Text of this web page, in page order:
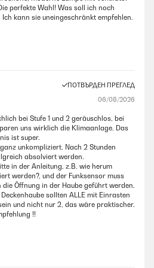
perfekte Wahl! Was soll ich noch
kann sie uneingeschränkt empfehlen.
ПОТВЪРДЕН ПРЕГЛЕД
06/08/2026
bei Stufe 1 und 2 geräuschlos, bei
uns wirklich die Klimaanlage. Das
ist super.
unkompliziert. Nach 2 Stunden
absolviert werden.
in der Anleitung. z.B. wie herum
werden?, und der Funksensor muss
die Öffnung in der Haube geführt werden.
sollten ALLE mit Einrasten
und nicht nur 2, das wäre praktischer.
!!